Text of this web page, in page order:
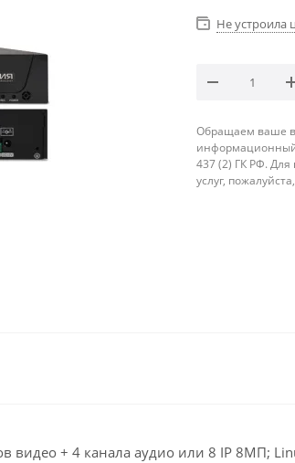
Не устроила
Обращаем ваше
информационный
437 (2) ГК РФ. Для
услуг,
видео + 4 канала аудио или 8 IP 8МП;